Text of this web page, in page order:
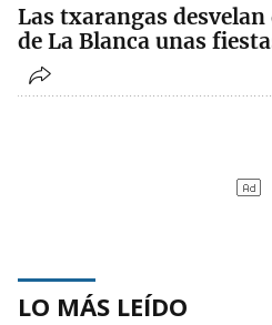
Las txarangas desvelan
de La Blanca unas
LO MÁS LEÍDO